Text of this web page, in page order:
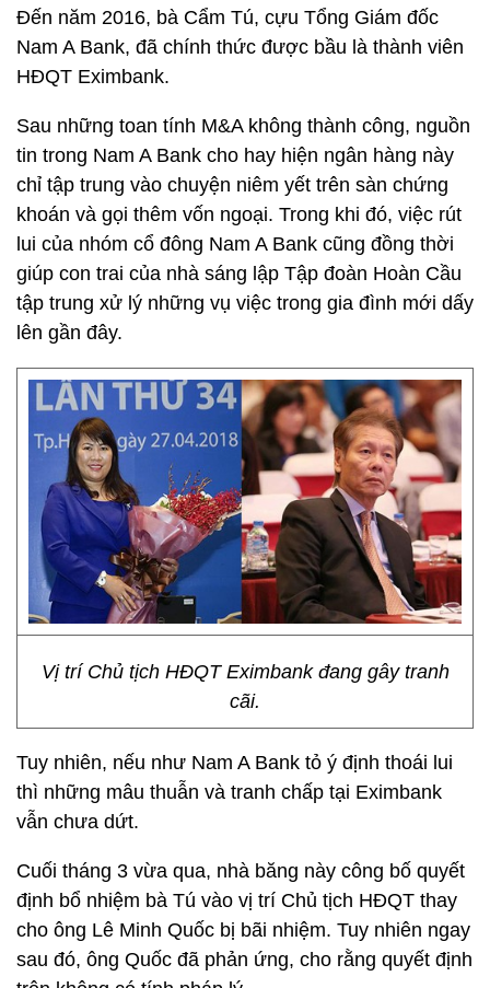
Đến năm 2016, bà Cẩm Tú, cựu Tổng Giám đốc
Nam A Bank, đã chính thức được bầu là thành viên
HĐQT Eximbank.
Sau những toan tính M&A không thành công, nguồn
tin trong Nam A Bank cho hay hiện ngân hàng này
chỉ tập trung vào chuyện niêm yết trên sàn chứng
khoán và gọi thêm vốn ngoại. Trong khi đó, việc rút
lui của nhóm cổ đông Nam A Bank cũng đồng thời
giúp con trai của nhà sáng lập Tập đoàn Hoàn Cầu
tập trung xử lý những vụ việc trong gia đình mới dấy
lên gần đây.
Vị trí Chủ tịch HĐQT Eximbank đang gây tranh
cãi.
Tuy nhiên, nếu như Nam A Bank tỏ ý định thoái lui
thì những mâu thuẫn và tranh chấp tại Eximbank
vẫn chưa dứt.
Cuối tháng 3 vừa qua, nhà băng này công bố quyết
định bổ nhiệm bà Tú vào vị trí Chủ tịch HĐQT thay
cho ông Lê Minh Quốc bị bãi nhiệm. Tuy nhiên ngay
sau đó, ông Quốc đã phản ứng, cho rằng quyết định